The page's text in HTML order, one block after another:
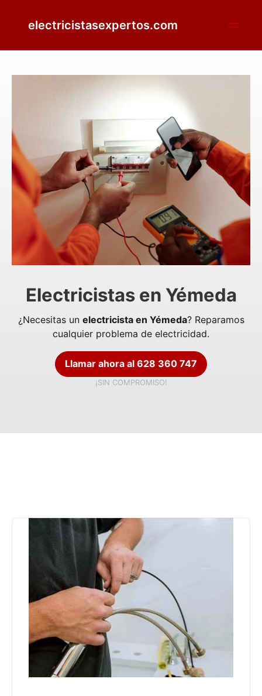
electricistasexpertos.com
Electricistas en Yémeda
¿Necesitas un electricista en Yémeda? Reparamos
cualquier problema de electricidad.
Llamar ahora al 628 360 747
¡SIN COMPROMISO!